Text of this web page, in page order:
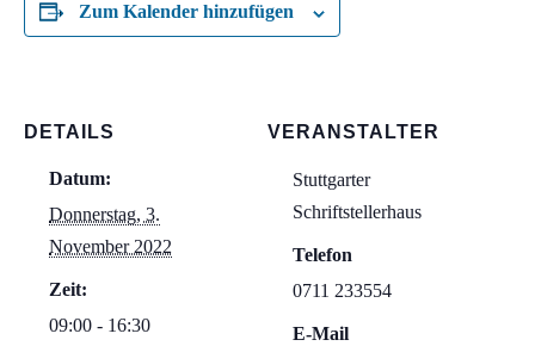
Zum Kalender hinzufügen
DETAILS
Datum:
Donnerstag, 3.
November 2022
Zeit:
09:00 - 16:30
VERANSTALTER
Stuttgarter
Schriftstellerhaus
Telefon
0711 233554
E-Mail